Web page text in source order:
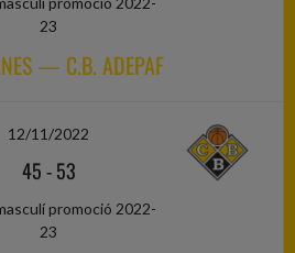
23
— C.B. ADEPAF
12/11/2022
45-53
promoció 2022-
23